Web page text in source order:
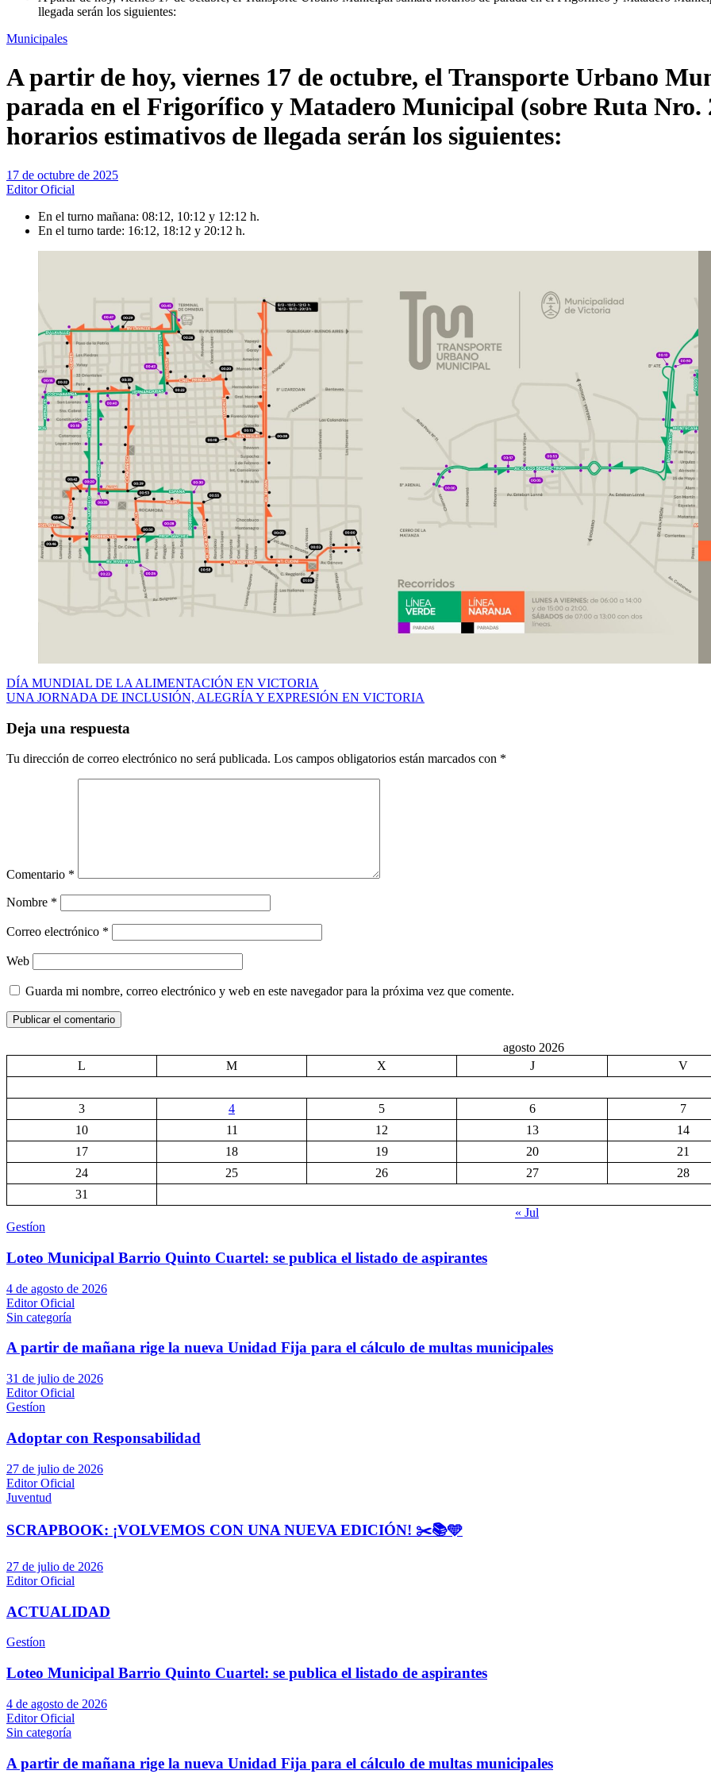
llegada serán los siguientes:
Municipales
A partir de hoy, viernes 17 de octubre, el Transporte Urbano
parada en el Frigorífico y Matadero Municipal (sobre Ruta Nro.
horarios estimativos de llegada serán los siguientes:
17 de octubre de 2025
Editor Oficial
En el turno mañana: 08:12, 10:12 y 12:12 h.
En el turno tarde: 16:12, 18:12 y 20:12 h.
Navegación
de
entradas
DÍA MUNDIAL DE LA ALIMENTACIÓN EN VICTORIA
UNA JORNADA DE INCLUSIÓN, ALEGRÍA Y EXPRESIÓN EN VICTORIA
Deja una respuesta
Tu dirección de correo electrónico no será publicada. Los campos obligatorios están marcados con *
Comentario *
Nombre *
Correo electrónico *
Web
Guarda mi nombre, correo electrónico y web en este navegador para la próxima vez que comente.
agosto 2026
L
M X J V
3 4 5 6
7
10
11 12 13
14
17
18 19 20
21
24
25 26 27
28
31
« Jul
Gestíon
Loteo Municipal Barrio Quinto Cuartel: se publica el listado de aspirantes
4 de agosto de 2026
Editor Oficial
Sin categoría
A partir de mañana rige la nueva Unidad Fija para el cálculo de multas municipales
31 de julio de 2026
Editor Oficial
Gestíon
Adoptar con Responsabilidad
27 de julio de 2026
Editor Oficial
Juventud
SCRAPBOOK: ¡VOLVEMOS CON UNA NUEVA EDICIÓN! ✂️📚🩵
27 de julio de 2026
Editor Oficial
ACTUALIDAD
Gestíon
Loteo Municipal Barrio Quinto Cuartel: se publica el listado de aspirantes
4 de agosto de 2026
Editor Oficial
Sin categoría
A partir de mañana rige la nueva Unidad Fija para el cálculo de multas municipales